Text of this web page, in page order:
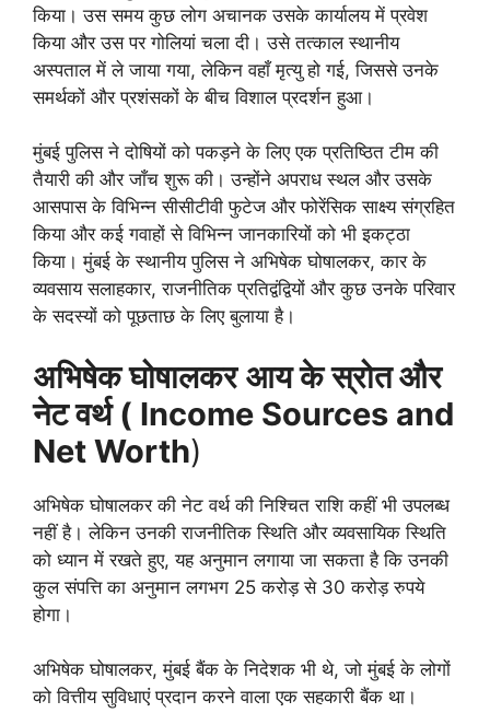
किया। उस समय कुछ लोग अचानक उसके कार्यालय में प्रवेश
किया और उस पर गोलियां चला दी। उसे तत्काल स्थानीय
अस्पताल में ले जाया गया, लेकिन वहाँ मृत्यु हो गई, जिससे उनके
समर्थकों और प्रशंसकों के बीच विशाल प्रदर्शन हुआ।
मुंबई पुलिस ने दोषियों को पकड़ने के लिए एक प्रतिष्ठित टीम की
तैयारी की और जाँच शुरू की। उन्होंने अपराध स्थल और उसके
आसपास के विभिन्न सीसीटीवी फुटेज और फोरेंसिक साक्ष्य संग्रहित
किया और कई गवाहों से विभिन्न जानकारियों को भी इकट्ठा
किया। मुंबई के स्थानीय पुलिस ने अभिषेक घोषालकर, कार के
व्यवसाय सलाहकार, राजनीतिक प्रतिद्वंद्वियों और कुछ उनके परिवार
के सदस्यों को पूछताछ के लिए बुलाया है।
अभिषेक घोषालकर आय के स्रोत और
नेट वर्थ ( Income Sources and
Net Worth)
अभिषेक घोषालकर की नेट वर्थ की निश्चित राशि कहीं भी उपलब्ध
नहीं है। लेकिन उनकी राजनीतिक स्थिति और व्यवसायिक स्थिति
को ध्यान में रखते हुए, यह अनुमान लगाया जा सकता है कि उनकी
कुल संपत्ति का अनुमान लगभग 25 करोड़ से 30 करोड़ रुपये
होगा।
अभिषेक घोषालकर, मुंबई बैंक के निदेशक भी थे, जो मुंबई के लोगों
को वित्तीय सुविधाएं प्रदान करने वाला एक सहकारी बैंक था।